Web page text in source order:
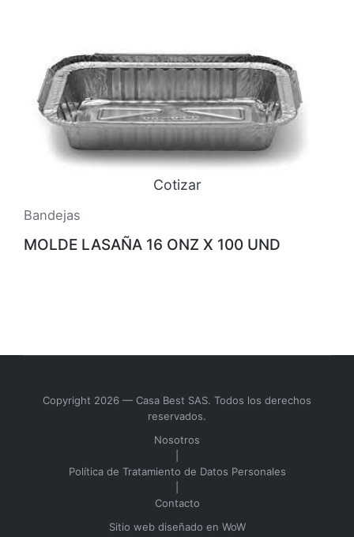
Cotizar
Bandejas
MOLDE LASAÑA 16 ONZ X 100 UND
Copyright 2026 — Casa Best SAS. Todos los derechos
reservados.
Nosotros
Política de Tratamiento de Datos Personales
Contacto
Sitio web diseñado en WoW